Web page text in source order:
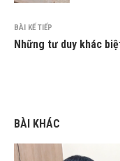
BÀI KẾ TIẾP
Những tư duy khác
BÀI KHÁC